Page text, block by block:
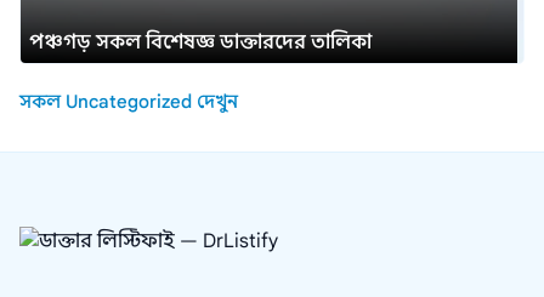
পঞ্চগড় সকল বিশেষজ্ঞ ডাক্তারদের তালিকা
সকল Uncategorized দেখুন